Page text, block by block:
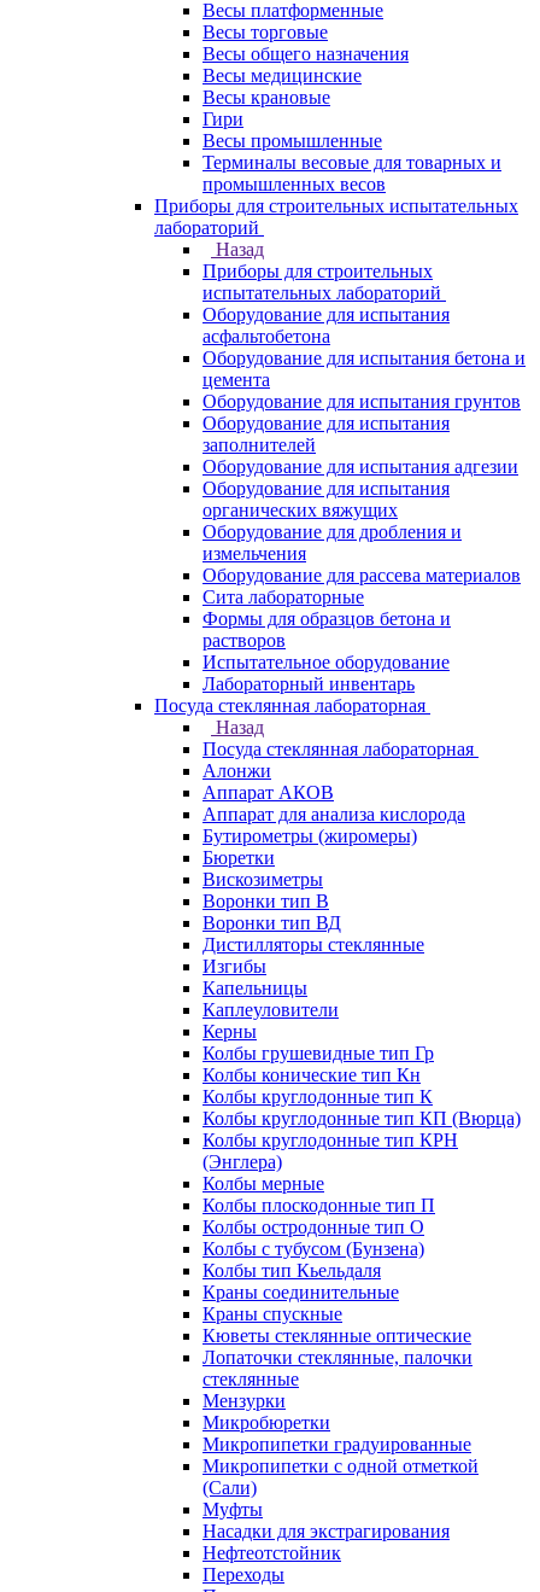
Весы платформенные
Весы торговые
Весы общего назначения
Весы медицинские
Весы крановые
Гири
Весы промышленные
Терминалы весовые для товарных и
промышленных весов
Приборы для строительных испытательных
лабораторий
Назад
Приборы для строительных
испытательных лабораторий
Оборудование для испытания
асфальтобетона
Оборудование для испытания бетона и
цемента
Оборудование для испытания грунтов
Оборудование для испытания
заполнителей
Оборудование для испытания адгезии
Оборудование для испытания
органических вяжущих
Оборудование для дробления и
измельчения
Оборудование для рассева материалов
Сита лабораторные
Формы для образцов бетона и
растворов
Испытательное оборудование
Лабораторный инвентарь
Посуда стеклянная лабораторная
Назад
Посуда стеклянная лабораторная
Алонжи
Аппарат АКОВ
Аппарат для анализа кислорода
Бутирометры (жиромеры)
Бюретки
Вискозиметры
Воронки тип В
Воронки тип ВД
Дистилляторы стеклянные
Изгибы
Капельницы
Каплеуловители
Керны
Колбы грушевидные тип Гр
Колбы конические тип Кн
Колбы круглодонные тип К
Колбы круглодонные тип КП (Вюрца)
Колбы круглодонные тип КРН
(Энглера)
Колбы мерные
Колбы плоскодонные тип П
Колбы остродонные тип О
Колбы с тубусом (Бунзена)
Колбы тип Кьельдаля
Краны соединительные
Краны спускные
Кюветы стеклянные оптические
Лопаточки стеклянные, палочки
стеклянные
Мензурки
Микробюретки
Микропипетки градуированные
Микропипетки с одной отметкой
(Сали)
Муфты
Насадки для экстрагирования
Нефтеотстойник
Переходы